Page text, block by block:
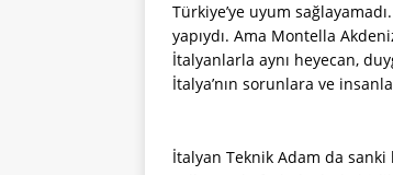
Türkiye’ye uyum
yapıydı. Ama Montella
İtalyanlarla aynı heyecan,
İtalya’nın sorunlara ve
İtalyan Teknik Adam da